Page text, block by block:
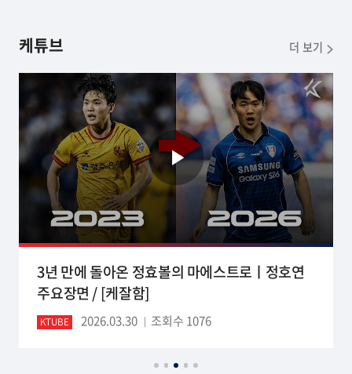
케튜브 더 보기
3년 만에 돌아온 정효볼의 마에스트로ㅣ정호연
주요장면 / [케잘함]
KTUBE 2026.03.30 조회수 1076